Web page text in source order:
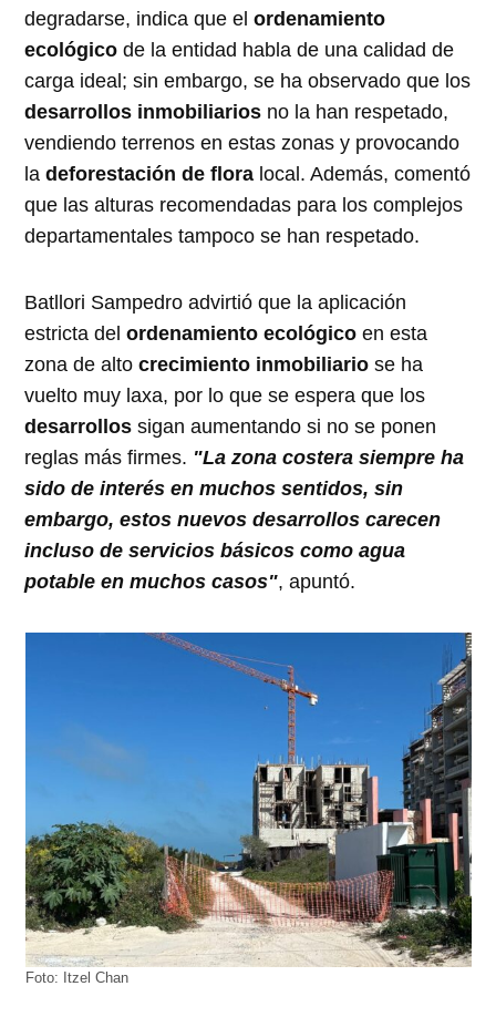
degradarse, indica que elordenamiento
ecológico de la entidad habla de una calidad de
carga ideal; sin embargo, se ha observado que los
desarrollos inmobiliarios no la han respetado,
vendiendo terrenos en estas zonas y provocando
ladeforestación de flora local. Además, comentó
que las alturas recomendadas para los complejos
departamentales tampoco se han respetado.
Batllori Sampedro advirtió que la aplicación
estricta delordenamiento ecológico en esta
zona de altocrecimiento inmobiliario se ha
vuelto muy laxa, por lo que se espera que los
desarrollos sigan aumentando si no se ponen
reglas más firmes. "La zona costera siempre ha
sido de interés en muchos sentidos, sin
embargo, estos nuevos desarrollos carecen
incluso de servicios básicos como agua
potable en muchos casos", apuntó.
Foto: Itzel Chan